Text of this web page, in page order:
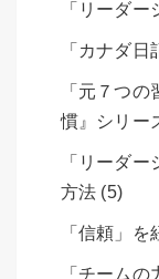
「リーダ
「カナダ日
「元７つ
慣』シリー
「リーダ
方法 (5)
「信頼」
「チーム